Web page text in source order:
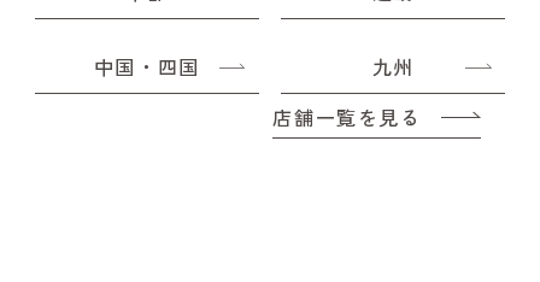
中国・四国
九州
店舗一覧を見る